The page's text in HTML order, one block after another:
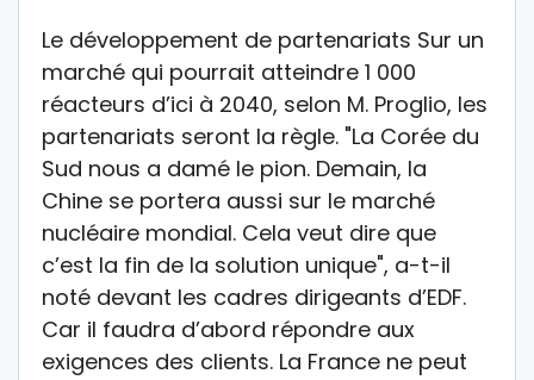
Le développement de partenariats Sur un
marché qui pourrait atteindre 1 000
réacteurs d’ici à 2040, selon M. Proglio, les
partenariats seront la règle. "La Corée du
Sud nous a damé le pion. Demain, la
Chine se portera aussi sur le marché
nucléaire mondial. Cela veut dire que
c’est la fin de la solution unique", a-t-il
noté devant les cadres dirigeants d’EDF.
Car il faudra d’abord répondre aux
exigences des clients. La France ne peut